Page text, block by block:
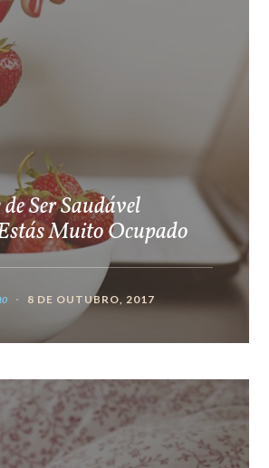
Ser Saudável
Muito Ocupado
8 DE OUTUBRO, 2017